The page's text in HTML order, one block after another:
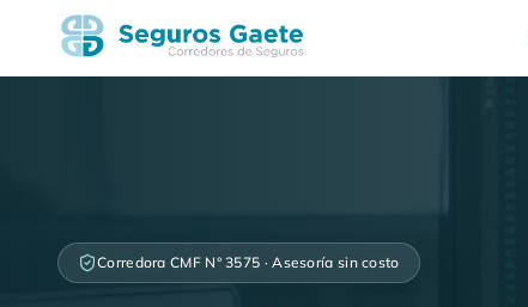
Corredora CMF N° 3575 · Asesoría sin costo